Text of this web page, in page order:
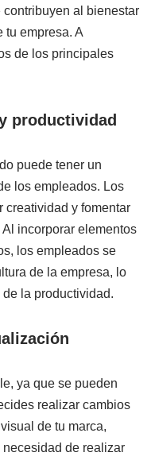
al bienestar
tu empresa. A
de los principales
productividad
puede tener un
los empleados. Los
creatividad y fomentar
incorporar elementos
los empleados se
de la empresa, lo
la productividad.
ya que se pueden
realizar cambios
de tu marca,
de realizar